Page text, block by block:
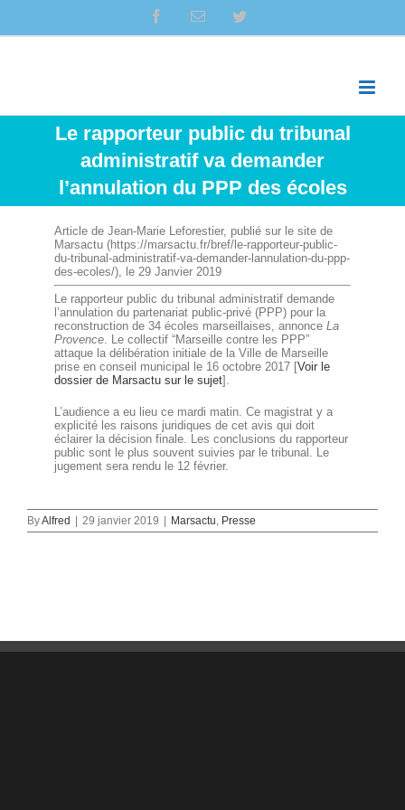
content
facebookEmail twitter
Le rapporteur public du tribunal
administratif va demander
l’annulation du PPP des écoles
Article de Jean-Marie Leforestier, publié sur le site de
Marsactu (https://marsactu.fr/bref/le-rapporteur-public-
du-tribunal-administratif-va-demander-lannulation-du-ppp-
des-ecoles/), le 29 Janvier 2019
Le rapporteur public du tribunal administratif demande
l’annulation du partenariat public-privé (PPP) pour la
reconstruction de 34 écoles marseillaises, annonce La
Provence. Le collectif “Marseille contre les PPP”
attaque la délibération initiale de la Ville de Marseille
prise en conseil municipal le 16 octobre 2017 [Voir le
dossier de Marsactu sur le sujet].
L’audience a eu lieu ce mardi matin. Ce magistrat y a
explicité les raisons juridiques de cet avis qui doit
éclairer la décision finale. Les conclusions du rapporteur
public sont le plus souvent suivies par le tribunal. Le
jugement sera rendu le 12 février.
ByAlfred 29 janvier 2019 Marsactu, Presse